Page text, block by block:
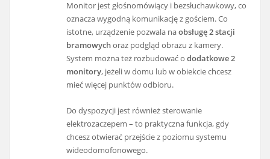
Monitor jest głośnomówiący i bezsłuchawkowy, co
oznacza wygodną komunikację z gościem. Co
istotne, urządzenie pozwala naobsługę 2 stacji
bramowychoraz podgląd obrazu z kamery.
System można też rozbudować ododatkowe 2
monitory, jeżeli w domu lub w obiekcie chcesz
mieć więcej punktów odbioru.
Do dyspozycji jest również sterowanie
elektrozaczepem – to praktyczna funkcja, gdy
chcesz otwierać przejście z poziomu systemu
wideodomofonowego.